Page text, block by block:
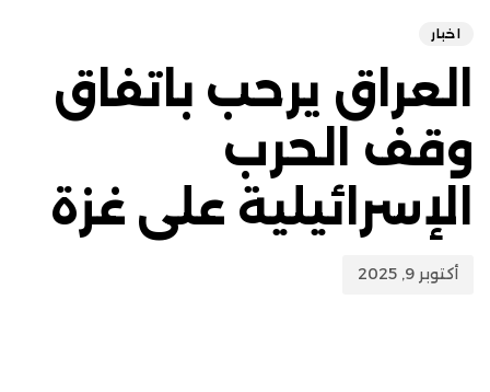
اخبار
العراق يرحب باتفاق
وقف الحرب
الإسرائيلية على غزة
أكتوبر 9, 2025